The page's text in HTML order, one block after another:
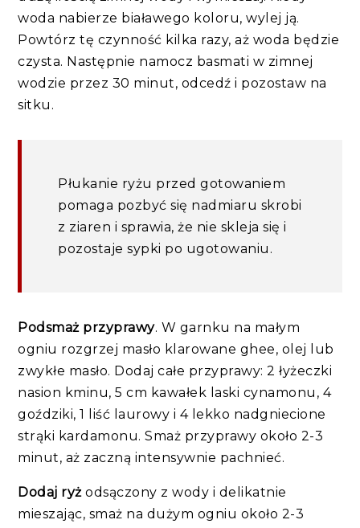
woda nabierze białawego koloru, wylej ją.
Powtórz tę czynność kilka razy, aż woda będzie
czysta. Następnie namocz basmati w zimnej
wodzie przez 30 minut, odcedź i pozostaw na
sitku.
Płukanie ryżu przed gotowaniem
pomaga pozbyć się nadmiaru skrobi
z ziaren i sprawia, że nie skleja się i
pozostaje sypki po ugotowaniu.
Podsmaż przyprawy. W garnku na małym
ogniu rozgrzej masło klarowane ghee, olej lub
zwykłe masło. Dodaj całe przyprawy: 2 łyżeczki
nasion kminu, 5 cm kawałek laski cynamonu, 4
goździki, 1 liść laurowy i 4 lekko nadgniecione
strąki kardamonu. Smaż przyprawy około 2-3
minut, aż zaczną intensywnie pachnieć.
Dodaj ryżodsączony z wody i delikatnie
mieszając, smaż na dużym ogniu około 2-3